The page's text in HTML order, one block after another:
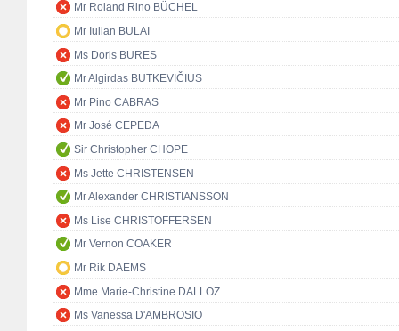
Mr Roland Rino BÜCHEL
Mr Iulian BULAI
Ms Doris BURES
Mr Algirdas BUTKEVIČIUS
Mr Pino CABRAS
Mr José CEPEDA
Sir Christopher CHOPE
Ms Jette CHRISTENSEN
Mr Alexander CHRISTIANSSON
Ms Lise CHRISTOFFERSEN
Mr Vernon COAKER
Mr Rik DAEMS
Mme Marie-Christine DALLOZ
Ms Vanessa D'AMBROSIO